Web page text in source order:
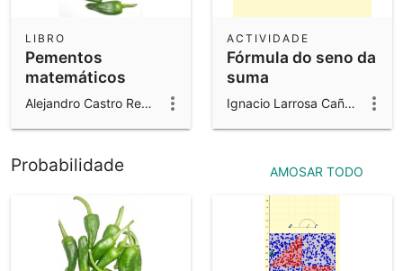
Pementos
matemáticos
LIBRO
Alejandro Castro Redondo
Fórmula do seno da
suma
ACTIVIDADE
Ignacio Larrosa Cañestro
Probabilidade AMOSAR TODO